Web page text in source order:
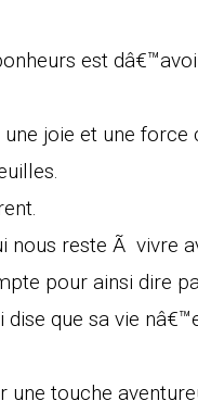
est
joie et une
reste Ã vivre
pour ainsi dire
que sa vie
une touche